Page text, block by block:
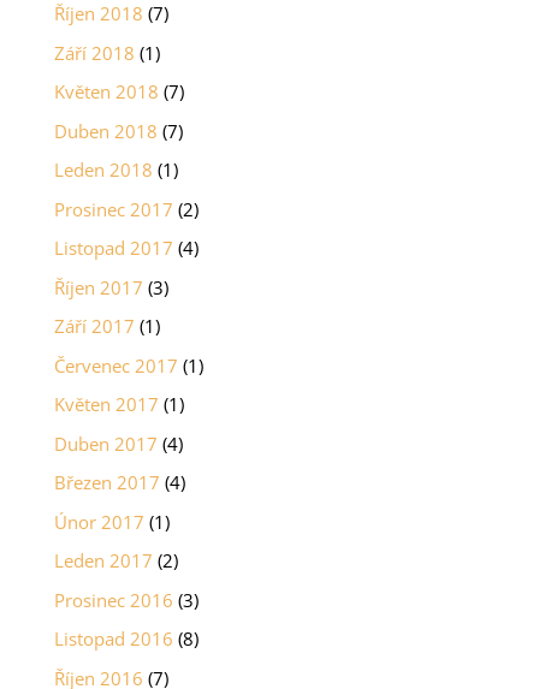
Říjen 2018 (7)
Září 2018 (1)
Květen 2018 (7)
Duben 2018 (7)
Leden 2018 (1)
Prosinec 2017 (2)
Listopad 2017 (4)
Říjen 2017 (3)
Září 2017 (1)
Červenec 2017 (1)
Květen 2017 (1)
Duben 2017 (4)
Březen 2017 (4)
Únor 2017 (1)
Leden 2017 (2)
Prosinec 2016 (3)
Listopad 2016 (8)
Říjen 2016 (7)